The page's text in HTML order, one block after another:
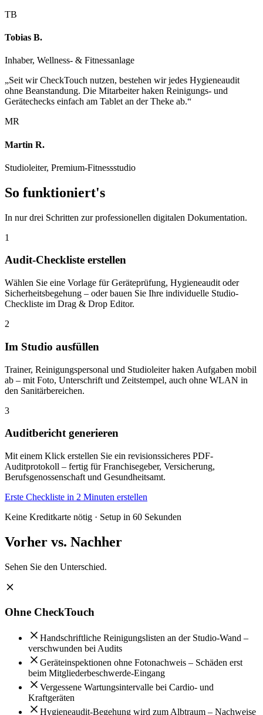
TB
Tobias B.
Inhaber, Wellness- & Fitnessanlage
„Seit wir CheckTouch nutzen, bestehen wir jedes Hygieneaudit
ohne Beanstandung. Die Mitarbeiter haken Reinigungs- und
Gerätechecks einfach am Tablet an der Theke ab.“
MR
Martin R.
Studioleiter, Premium-Fitnessstudio
So funktioniert's
In nur drei Schritten zur professionellen digitalen Dokumentation.
1
Audit-Checkliste erstellen
Wählen Sie eine Vorlage für Geräteprüfung, Hygieneaudit oder
Sicherheitsbegehung – oder bauen Sie Ihre individuelle Studio-
Checkliste im Drag & Drop Editor.
2
Im Studio ausfüllen
Trainer, Reinigungspersonal und Studioleiter haken Aufgaben mobil
ab – mit Foto, Unterschrift und Zeitstempel, auch ohne WLAN in
den Sanitärbereichen.
3
Auditbericht generieren
Mit einem Klick erstellen Sie ein revisionssicheres PDF-
Auditprotokoll – fertig für Franchisegeber, Versicherung,
Berufsgenossenschaft und Gesundheitsamt.
Erste Checkliste in 2 Minuten erstellen
Keine Kreditkarte nötig · Setup in 60 Sekunden
Vorher vs. Nachher
Sehen Sie den Unterschied.
Ohne CheckTouch
Handschriftliche Reinigungslisten an der Studio-Wand –
verschwunden bei Audits
Geräteinspektionen ohne Fotonachweis – Schäden erst
beim Mitgliederbeschwerde-Eingang
Vergessene Wartungsintervalle bei Cardio- und
Kraftgeräten
Hygieneaudit-Begehung wird zum Albtraum – Nachweise